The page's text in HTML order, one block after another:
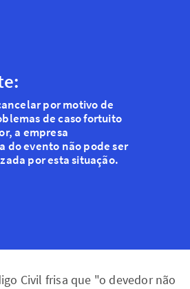
por motivo de
de caso fortuito
a empresa
do evento não pode ser
por esta situação.
Civil frisa que "o devedor não